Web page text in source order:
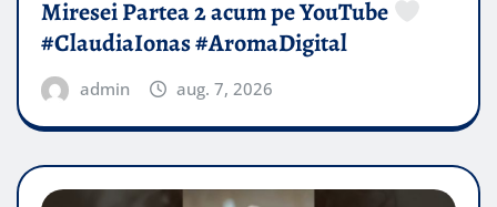
Miresei Partea 2 acum pe YouTube
#ClaudiaIonas #AromaDigital
admin aug. 7, 2026